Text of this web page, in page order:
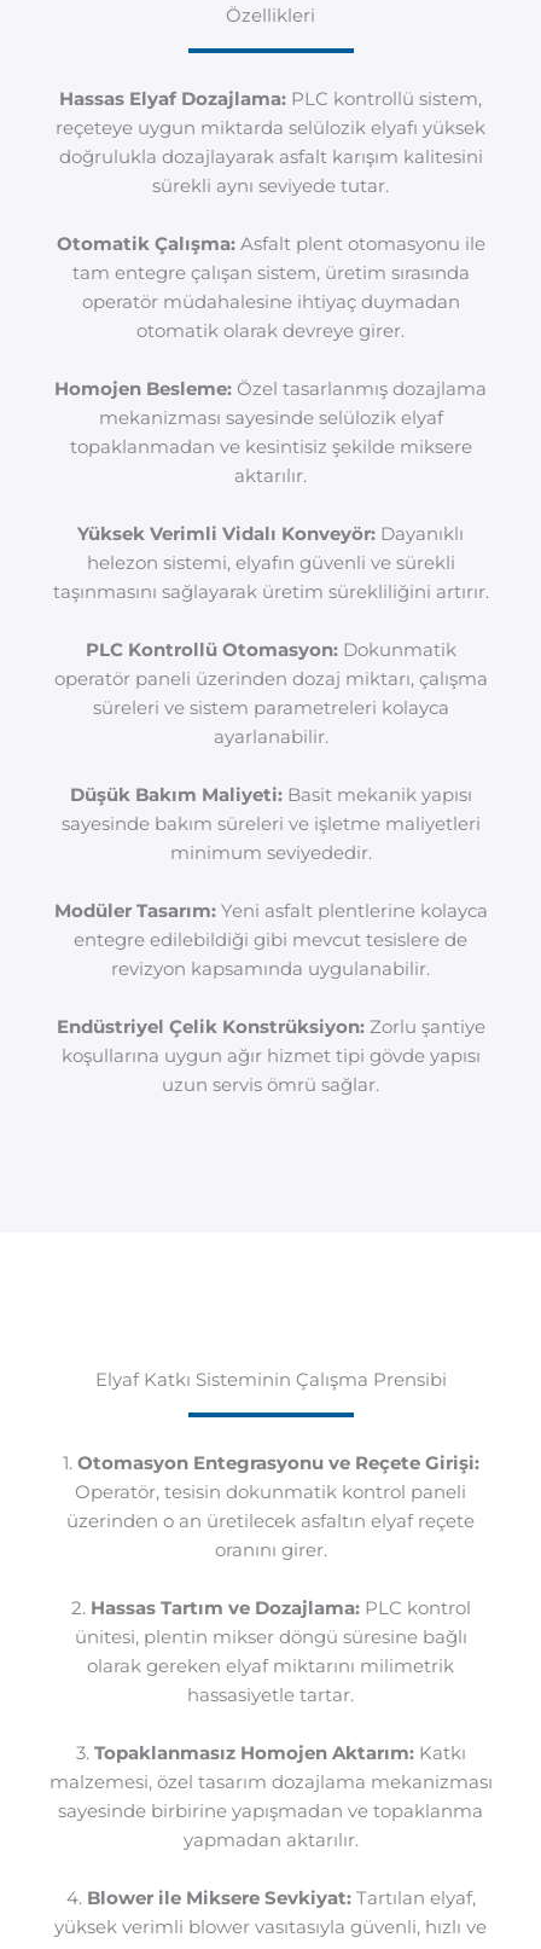
Özellikleri
Hassas Elyaf Dozajlama: PLC kontrollü sistem,
reçeteye uygun miktarda selülozik elyafı yüksek
doğrulukla dozajlayarak asfalt karışım kalitesini
sürekli aynı seviyede tutar.
Otomatik Çalışma:Asfalt plent otomasyonu ile
tam entegre çalışan sistem, üretim sırasında
operatör müdahalesine ihtiyaç duymadan
otomatik olarak devreye girer.
Homojen Besleme: Özel tasarlanmış dozajlama
mekanizması sayesinde selülozik elyaf
topaklanmadan ve kesintisiz şekilde miksere
aktarılır.
Yüksek Verimli Vidalı Konveyör: Dayanıklı
helezon sistemi, elyafın güvenli ve sürekli
taşınmasını sağlayarak üretim sürekliliğini artırır.
PLC Kontrollü Otomasyon:Dokunmatik
operatör paneli üzerinden dozaj miktarı, çalışma
süreleri ve sistem parametreleri kolayca
ayarlanabilir.
Düşük Bakım Maliyeti:Basit mekanik yapısı
sayesinde bakım süreleri ve işletme maliyetleri
minimum seviyededir.
Modüler Tasarım:Yeni asfalt plentlerine kolayca
entegre edilebildiği gibi mevcut tesislere de
revizyon kapsamında uygulanabilir.
Endüstriyel Çelik Konstrüksiyon:Zorlu şantiye
koşullarına uygun ağır hizmet tipi gövde yapısı
uzun servis ömrü sağlar.
Elyaf Katkı Sisteminin Çalışma Prensibi
1. Otomasyon Entegrasyonu ve Reçete Girişi:
Operatör, tesisin dokunmatik kontrol paneli
üzerinden o an üretilecek asfaltın elyaf reçete
oranını girer.
2. Hassas Tartım ve Dozajlama:PLC kontrol
ünitesi, plentin mikser döngü süresine bağlı
olarak gereken elyaf miktarını milimetrik
hassasiyetle tartar.
3. Topaklanmasız Homojen Aktarım:Katkı
malzemesi, özel tasarım dozajlama mekanizması
sayesinde birbirine yapışmadan ve topaklanma
yapmadan aktarılır.
4. Blower ile Miksere Sevkiyat:Tartılan elyaf,
yüksek verimli blower vasıtasıyla güvenli, hızlı ve